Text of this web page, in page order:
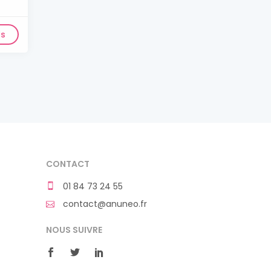
CONTACT
01 84 73 24 55
contact@anuneo.fr
NOUS SUIVRE